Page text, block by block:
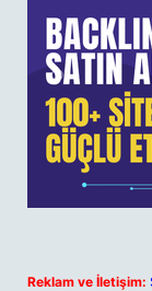
Reklam ve İletişim: